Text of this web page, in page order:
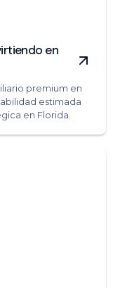
en
premium en
estimada
en Florida.